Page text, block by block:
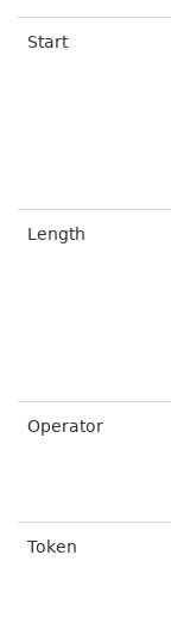
Start
Length
Operator
Token